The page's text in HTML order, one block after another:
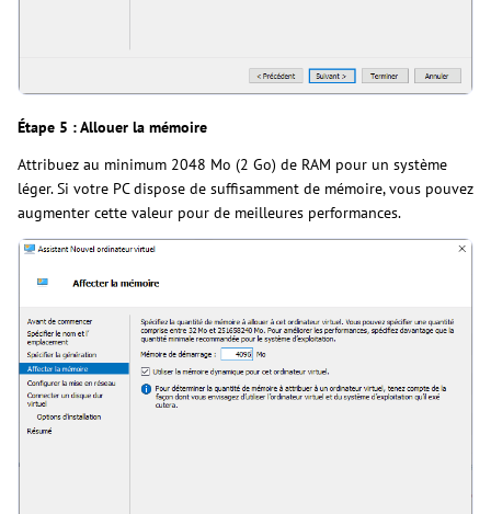
Étape 5 : Allouer la mémoire
Attribuez au minimum 2048 Mo (2 Go) de RAM pour un système
léger. Si votre PC dispose de suffisamment de mémoire, vous pouvez
augmenter cette valeur pour de meilleures performances.